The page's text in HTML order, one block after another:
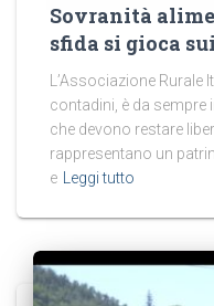
Sovranità
sfida si gioca
L’Associazione
contadini, è da sempre
che devono restare
rappresentano un
e
Leggi tutto